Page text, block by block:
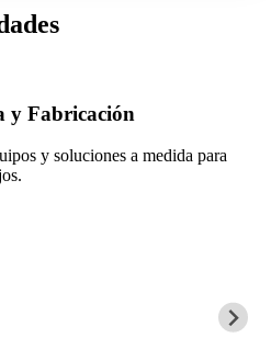
y Fabricación
y soluciones a medida para